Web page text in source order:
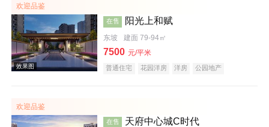
效果图
欢迎品鉴
在售 阳光上和赋
东坡 建面 79-94㎡
7500 元/平米
普通住宅 花园洋房 洋房
公园地产
欢迎品鉴
在售 天府中心城C时代